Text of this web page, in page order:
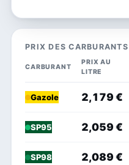
PRIX DES CARBURANTS
CARBURANT
PRIX AU
LITRE
Gazole 2,179 €
SP95 2,059 €
SP98 2,089 €